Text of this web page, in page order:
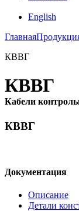
English
Главная
КВВГ
КВВГ
Кабели
КВВГ
Документация
Описание
Детали